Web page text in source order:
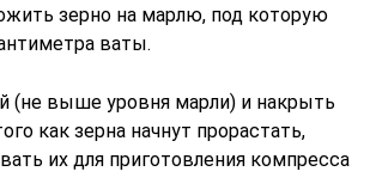
зерно на марлю, под которую
ваты.
(не выше уровня марли) и накрыть
как зерна начнут прорастать,
их для приготовления компресса